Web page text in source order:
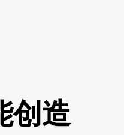
创造